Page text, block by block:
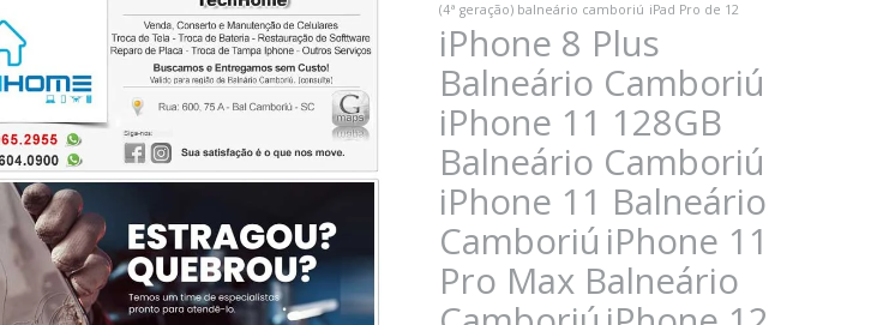
(4ª geração) balneário camboriú iPad Pro de 12
iPhone 8 Plus
Balneário Camboriú
iPhone 11 128GB
Balneário Camboriú
iPhone 11 Balneário
Camboriú iPhone 11
Pro Max Balneário